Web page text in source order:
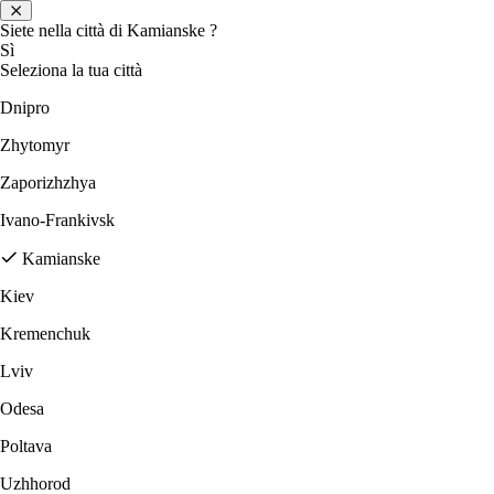
Siete nella città di Kamianske ?
Sì
Seleziona la tua città
Dnipro
Zhytomyr
Zaporizhzhya
Ivano-Frankivsk
Kamianske
Kiev
Kremenchuk
Lviv
Odesa
Poltava
Uzhhorod